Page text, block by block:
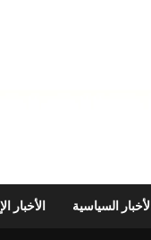
الأخبار السياسية الأخبار